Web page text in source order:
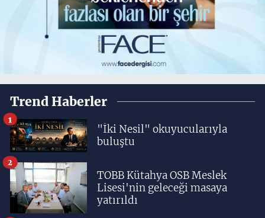
Trend Haberler
"İki Nesil" okuyucularıyla
buluştu
1
TOBB Kütahya OSB Meslek
Lisesi'nin geleceği masaya
yatırıldı
2